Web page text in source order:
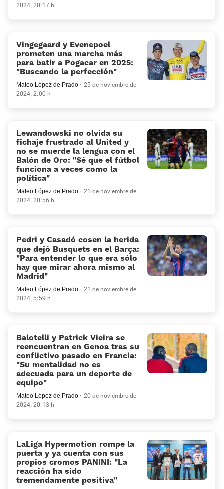
2024, 20:17 h
Vingegaard y Evenepoel
prometen una marcha más
para batir a Pogacar en 2025:
«Buscando la perfección»
Mateo López de Prado
25 de noviembre de
2024, 2:00 h
Lewandowski no olvida su
fichaje frustrado al United y
no se muerde la lengua con el
Balón de Oro: «Sé que el fútbol
funciona a veces como la
política«
Mateo López de Prado
21 de noviembre de
2024, 20:56 h
Pedri y Casadó cosen la herida
que dejó Busquets en el Barça:
«Para entender lo que era sólo
hay que mirar ahora mismo al
Madrid»
Mateo López de Prado
21 de noviembre de
2024, 5:59 h
Balotelli y Patrick Vieira se
reencuentran en Genoa tras su
conflictivo pasado en Francia:
«Su mentalidad no es
adecuada para un deporte de
equipo»
Mateo López de Prado
20 de noviembre de
2024, 20:13 h
LaLiga Hypermotion rompe la
puerta y ya cuenta con sus
propios cromos PANINI: «La
reacción ha sido
tremendamente positiva»